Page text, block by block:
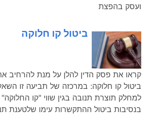
ועסק בהפצת
ביטול קו חלוקה
קראו את פסק הדין להלן על מנת להרחיב
ביטול קו חלוקה: במרכזה של תביעה
למחלק תוצרת תנובה בגין שווי "קו החלוקה"
בנסיבות ביטול ההתקשרות עימו שלטענת